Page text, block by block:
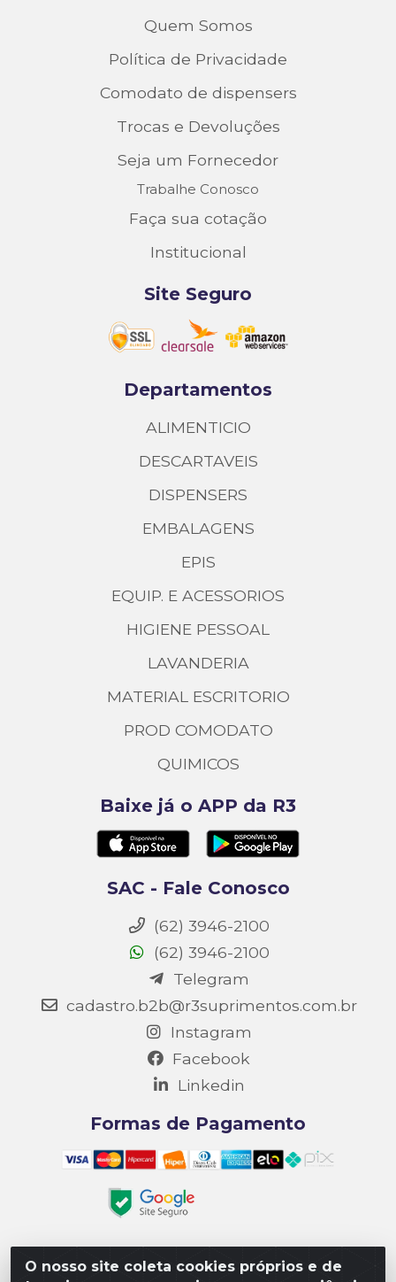
O nosso site coleta cookies próprios e de
Quem Somos
Política de Privacidade
Comodato de dispensers
Trocas e Devoluções
Seja um Fornecedor
Trabalhe Conosco
Faça sua cotação
Institucional
Site Seguro
Departamentos
ALIMENTICIO
DESCARTAVEIS
DISPENSERS
EMBALAGENS
EPIS
EQUIP. E ACESSORIOS
HIGIENE PESSOAL
LAVANDERIA
MATERIAL ESCRITORIO
PROD COMODATO
QUIMICOS
Baixe já o APP da R3
SAC - Fale Conosco
(62) 3946-2100
(62) 3946-2100
Telegram
cadastro.b2b@r3suprimentos.com.br
Instagram
Facebook
Linkedin
Formas de Pagamento
Matriz R3 Suprimentos - Rua 14, Polo Empresarial Goiás